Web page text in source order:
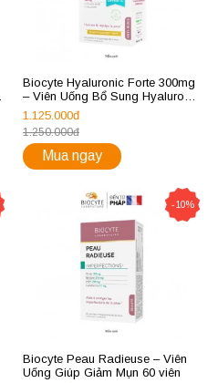
Biocyte Hyaluronic Forte 300mg
– Viên Uống Bổ Sung Hyaluronic
Acid 30 viên
1.125.000đ
1.250.000đ
Mua ngay
-10%
Biocyte Peau Radieuse – Viên
Uống Giúp Giảm Mụn 60 viên